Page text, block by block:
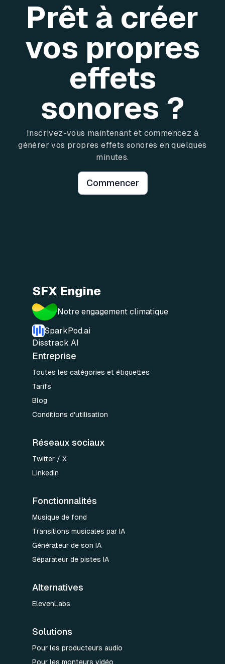
Prêt à créer
vos propres
effets
sonores ?
Inscrivez-vous maintenant et commencez à
générer vos propres effets sonores en quelques
minutes.
Commencer
SFX Engine
Notre engagement climatique
SparkPod.ai
Disstrack AI
Entreprise
Toutes les catégories et étiquettes
Tarifs
Blog
Conditions d'utilisation
Réseaux sociaux
Twitter / X
LinkedIn
Fonctionnalités
Musique de fond
Transitions musicales par IA
Générateur de son IA
Séparateur de pistes IA
Alternatives
ElevenLabs
Solutions
Pour les producteurs audio
Pour les monteurs vidéo